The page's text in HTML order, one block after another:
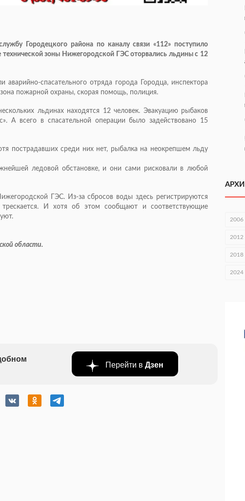
Городецкого района по каналу связи «112» поступило
зоны Нижегородской ГЭС оторвались льдины с 12
аварийно-спасательного отряда города Городца, инспектора
пожарной охраны, скорая помощь, полиция.
льдинах находятся 12 человек. Эвакуацию рыбаков
А всего в спасательной операции было задействовано 15
пострадавших среди них нет, рыбалка на неокрепшем льду
ледовой обстановке, и они сами рисковали в любой
ГЭС. Из-за сбросов воды здесь регистрируются
И хотя об этом сообщают и соответствующие
области.
Перейти в Дзен
2006
2012
2018
2024